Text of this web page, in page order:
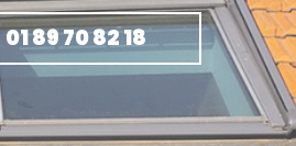
01 89 70 82 18